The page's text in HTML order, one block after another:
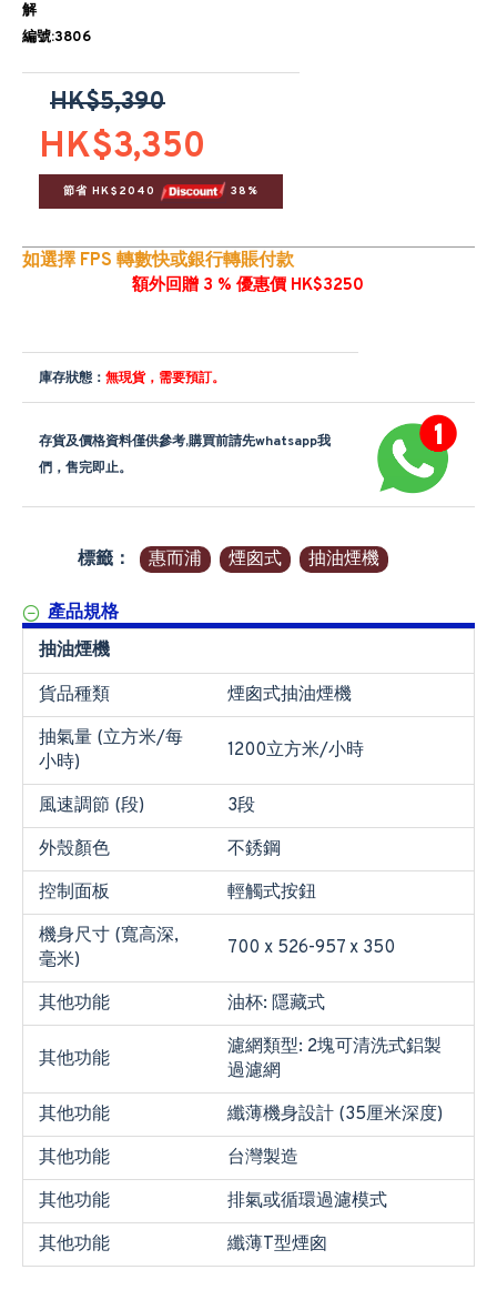
解
編號:3806
HK$3,350
HK$5,390
節省 HK$2040 38%
如選擇 FPS 轉數快或銀行轉賬付款
額外回贈 3 % 優惠價 HK$3250
庫存狀態： 無現貨，需要預訂。
存貨及價格資料僅供參考,購買前請先whatsapp我
們，售完即止。
標籤： 惠而浦 煙囪式 抽油煙機
產品規格
抽油煙機
貨品種類
煙囪式抽油煙機
抽氣量 (立方米/每
小時)
1200立方米/小時
風速調節 (段)
3段
外殼顏色
不銹鋼
控制面板
輕觸式按鈕
機身尺寸 (寬高深,
毫米)
700 x 526-957 x 350
其他功能 油杯: 隱藏式
其他功能
濾網類型: 2塊可清洗式鋁製
過濾網
其他功能
纖薄機身設計 (35厘米深度)
其他功能
台灣製造
其他功能
排氣或循環過濾模式
其他功能
纖薄T型煙囪